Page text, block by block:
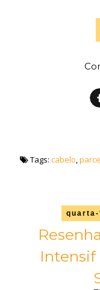
Tags: cabelo,
Intensif